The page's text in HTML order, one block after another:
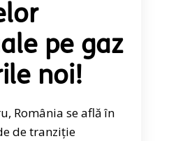
pe gaz
noi!
România se află în
de tranziție